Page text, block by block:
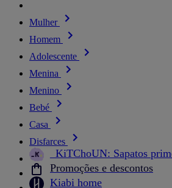
Mulher
Homem
Adolescente
Menina
Menino
Bebé
Casa
Disfarces
_KiTChoUN: Sapatos
Promoções e descontos
Kiabi home